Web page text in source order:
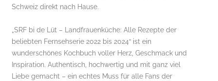
Schweiz direkt nach Hause.
„SRF bi de Lüt – Landfrauenküche: Alle Rezepte der
beliebten Fernsehserie 2022 bis 2024“ ist ein
wunderschönes Kochbuch voller Herz, Geschmack und
Inspiration. Authentisch, hochwertig und mit ganz viel
Liebe gemacht – ein echtes Muss für alle Fans der